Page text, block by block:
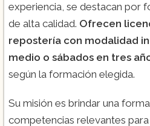
experiencia, se destacan por
de alta calidad. Ofrecen
repostería con modalidad
medio o sábados en tres
según la formación elegida.
Su misión es brindar una
competencias relevantes